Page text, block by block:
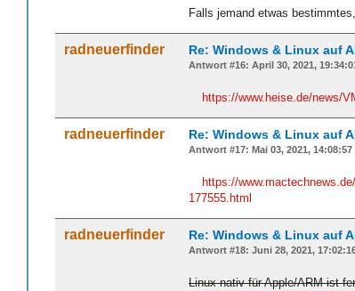
Falls jemand etwas
radneuerfinder Re: Windows & Linux auf
Antwort #16: April 30, 2021,
https://www.heise.de/news/
radneuerfinder Re: Windows & Linux auf
Antwort #17: Mai 03, 2021, 14:08:57
https://
177555.html
radneuerfinder Re: Windows & Linux auf
Antwort #18: Juni 28, 2021,
Linux nativ für Apple/ARM ist